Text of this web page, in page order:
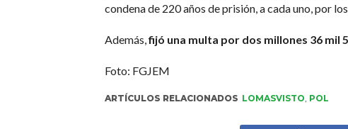
condena de 220 años de prisión, a cada uno, por
Además,fijó una multa por dos millones 36 mil
Foto: FGJEM
ARTÍCULOS RELACIONADOS LOMASVISTO POL